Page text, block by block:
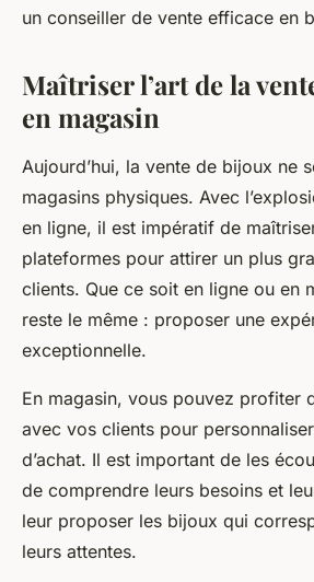
un conseiller de vente efficace en
Maîtriser l’art de la
en magasin
Aujourd’hui, la vente de bijoux ne
magasins physiques. Avec
en ligne, il est impératif de
plateformes pour attirer un plus
clients. Que ce soit en ligne ou en
reste le même : proposer une
exceptionnelle.
En magasin, vous pouvez profiter
avec vos clients pour
d’achat. Il est important de les
de comprendre leurs besoins et
leur proposer les bijoux qui
leurs attentes.